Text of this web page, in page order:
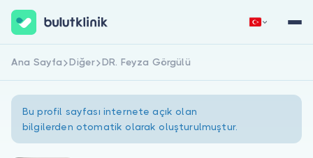
Hemen Kaydol
Ana Sayfa Diğer DR. Feyza Görgülü
Bu profil sayfası internete açık olan
bilgilerden otomatik olarak oluşturulmuştur.